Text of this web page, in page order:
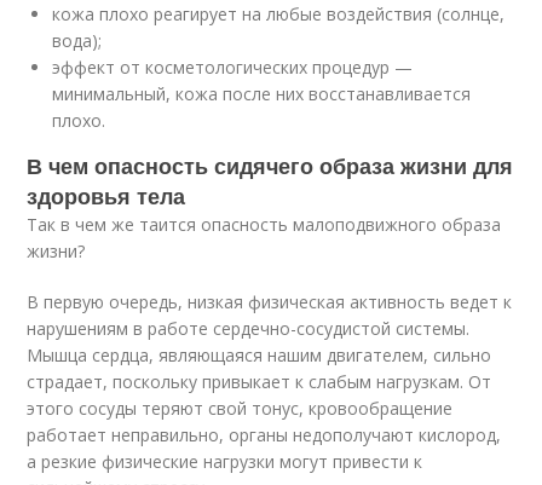
кожа плохо реагирует на любые воздействия (солнце,
вода);
эффект от косметологических процедур —
минимальный, кожа после них восстанавливается
плохо.
В чем опасность сидячего образа жизни для
здоровья тела
Так в чем же таится опасность малоподвижного образа
жизни?
В первую очередь, низкая физическая активность ведет к
нарушениям в работе сердечно-сосудистой системы.
Мышца сердца, являющаяся нашим двигателем, сильно
страдает, поскольку привыкает к слабым нагрузкам. От
этого сосуды теряют свой тонус, кровообращение
работает неправильно, органы недополучают кислород,
а резкие физические нагрузки могут привести к